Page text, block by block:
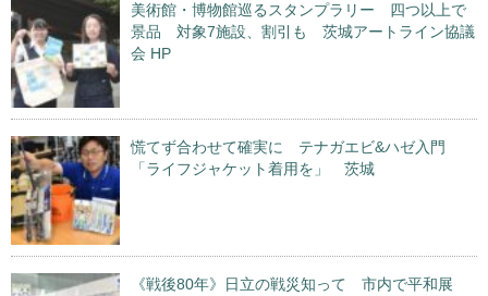
美術館・博物館巡るスタンプラリー 四つ以上で
景品 対象7施設、割引も 茨城アートライン協議
会 HP
慌てず合わせて確実に テナガエビ&ハゼ入門
「ライフジャケット着用を」 茨城
《戦後80年》日立の戦災知って 市内で平和展